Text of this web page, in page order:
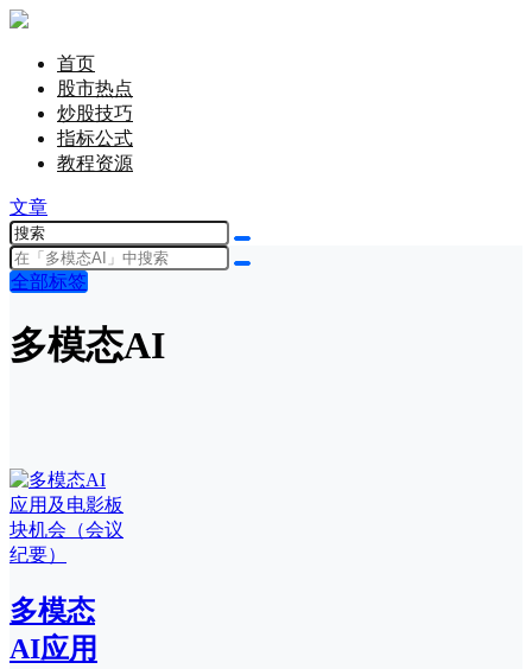
首页
股市热点
炒股技巧
指标公式
教程资源
文章
全部标签
多模态AI
多模态
AI应用